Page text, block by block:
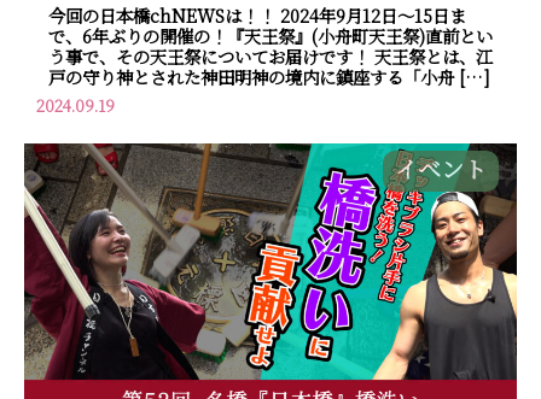
今回の日本橋chNEWSは！！ 2024年9月12日～15日ま
で、6年ぶりの開催の！『天王祭』(小舟町天王祭)直前とい
う事で、その天王祭についてお届けです！ 天王祭とは、江
戸の守り神とされた神田明神の境内に鎮座する「小舟 […]
2024.09.19
イベント